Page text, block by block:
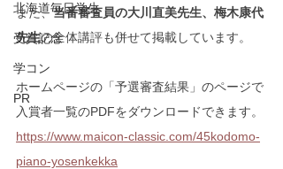
北海道毎日学生
受賞記念
学コン
PR
また、当番審査員の大川直美先生、梅木康代
先生の全体講評も併せて掲載しています。
ホームページの「予選審査結果」のページで
入賞者一覧のPDFをダウンロードできます。
https://www.maicon-classic.com/45kodomo-
piano-yosenkekka